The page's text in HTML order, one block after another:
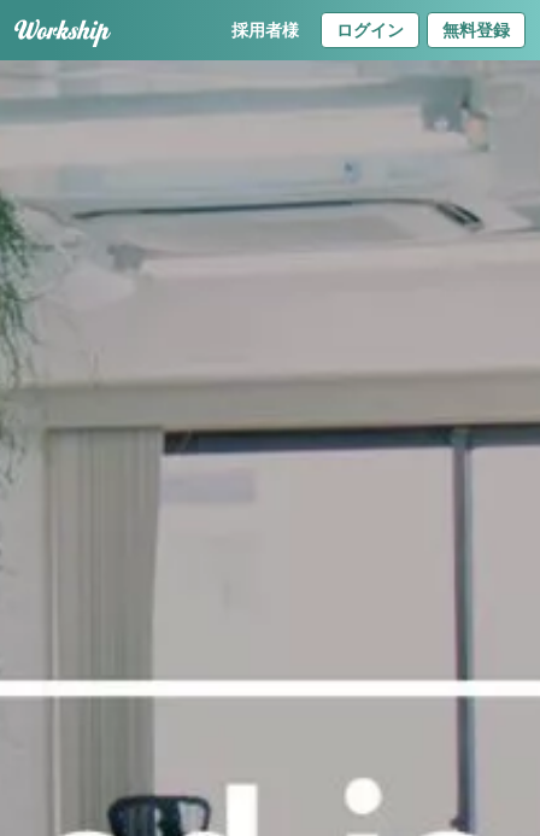
採用者様 ログイン 無料登録